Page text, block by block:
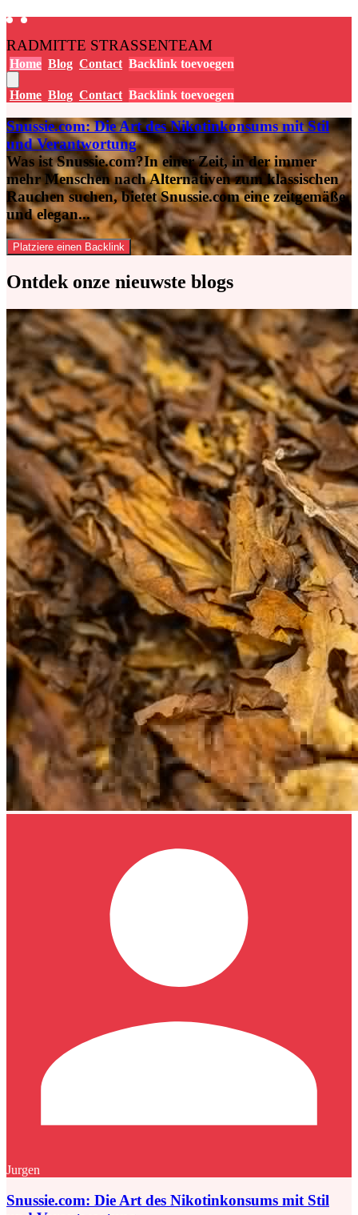
RADMITTE STRASSENTEAM
Home Blog Contact Backlink toevoegen
Home Blog Contact Backlink toevoegen
Snussie.com: Die Art des Nikotinkonsums mit Stil
und Verantwortung
Was ist Snussie.com?In einer Zeit, in der immer
mehr Menschen nach Alternativen zum klassischen
Rauchen suchen, bietet Snussie.com eine zeitgemäße
und elegan...
Platziere einen Backlink
Ontdek onze nieuwste blogs
Jurgen
Snussie.com: Die Art des Nikotinkonsums mit Stil